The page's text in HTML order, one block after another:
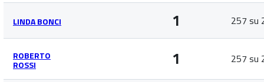
LINDA BONCI 1 257 su
ROBERTO
ROSSI 1 257 su